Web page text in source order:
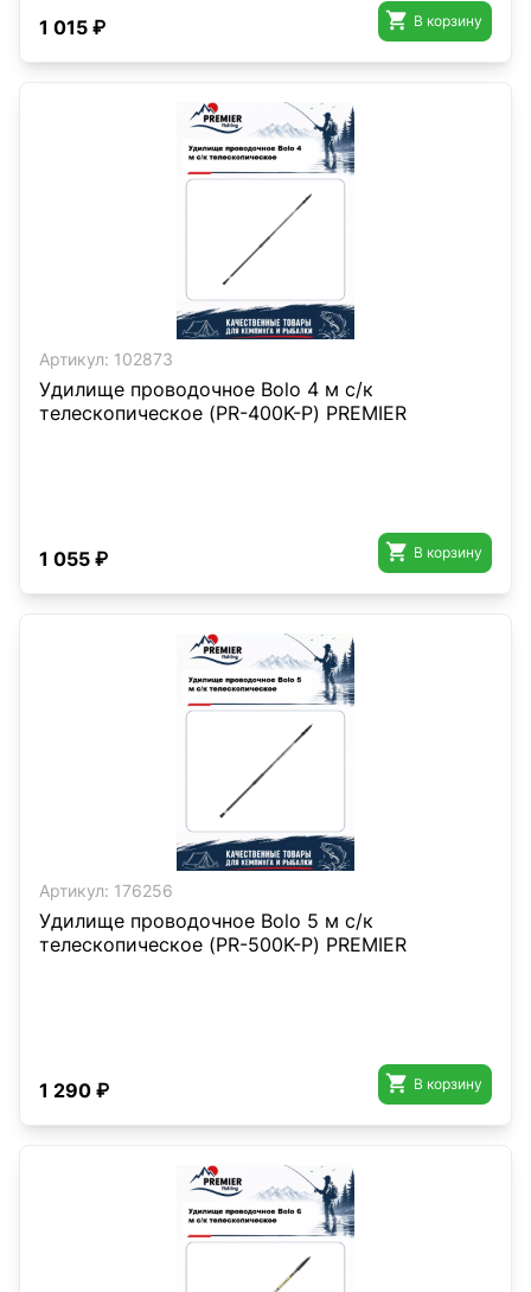
1 015 ₽  В корзину
Артикул: 102873
Удилище проводочное Bolo 4 м с/к
телескопическое (PR-400K-P) PREMIER
1 055 ₽  В корзину
Артикул: 176256
Удилище проводочное Bolo 5 м с/к
телескопическое (PR-500K-P) PREMIER
1 290 ₽  В корзину